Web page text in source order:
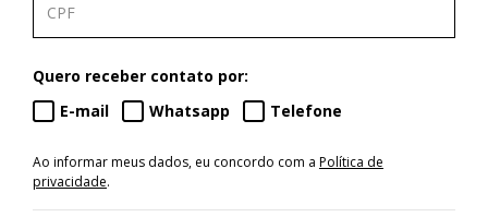
Quero receber contato por:
E-mail
Whatsapp Telefone
Ao informar meus dados, eu concordo com a Política de
privacidade.